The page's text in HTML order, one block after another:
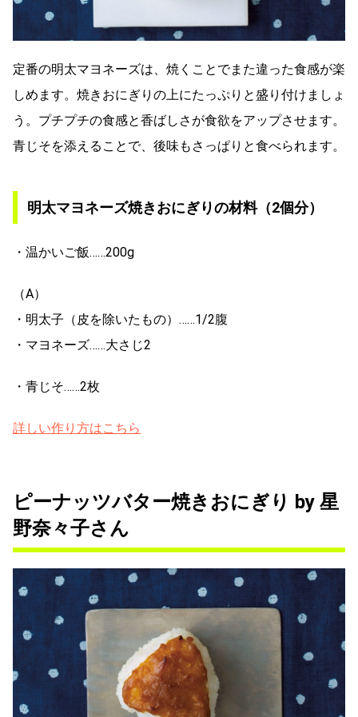
定番の明太マヨネーズは、焼くことでまた違った食感が楽
しめます。焼きおにぎりの上にたっぷりと盛り付けましょ
う。プチプチの食感と香ばしさが食欲をアップさせます。
青じそを添えることで、後味もさっぱりと食べられます。
明太マヨネーズ焼きおにぎりの材料（2個分）
・温かいご飯……200g
（A）
・明太子（皮を除いたもの）……1/2腹
・マヨネーズ……大さじ2
・青じそ……2枚
詳しい作り方はこちら
ピーナッツバター焼きおにぎり by 星
野奈々子さん